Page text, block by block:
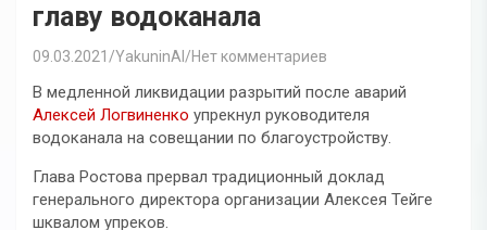
главу водоканала
09.03.2021 YakuninAI Нет комментариев
В медленной ликвидации разрытий после аварий
Алексей Логвиненко упрекнул руководителя
водоканала на совещании по благоустройству.
Глава Ростова прервал традиционный доклад
генерального директора организации Алексея Тейге
шквалом упреков.